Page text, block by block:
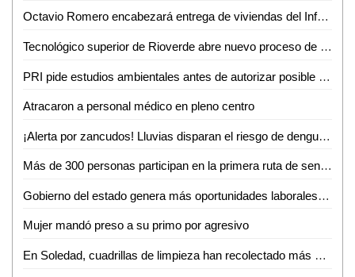
Octavio Romero encabezará entrega de viviendas del Infonavit en Ciudad Valles
Tecnológico superior de Rioverde abre nuevo proceso de admisión por alta demanda
PRI pide estudios ambientales antes de autorizar posible fracking en la Huasteca Potosina
Atracaron a personal médico en pleno centro
¡Alerta por zancudos! Lluvias disparan el riesgo de dengue, zika y chikungunya
Más de 300 personas participan en la primera ruta de senderismo por la reinserción
Gobierno del estado genera más oportunidades laborales a mujeres potosinas
Mujer mandó preso a su primo por agresivo
En Soledad, cuadrillas de limpieza han recolectado más de 10 toneladas de residuos por la fiesta futbolera